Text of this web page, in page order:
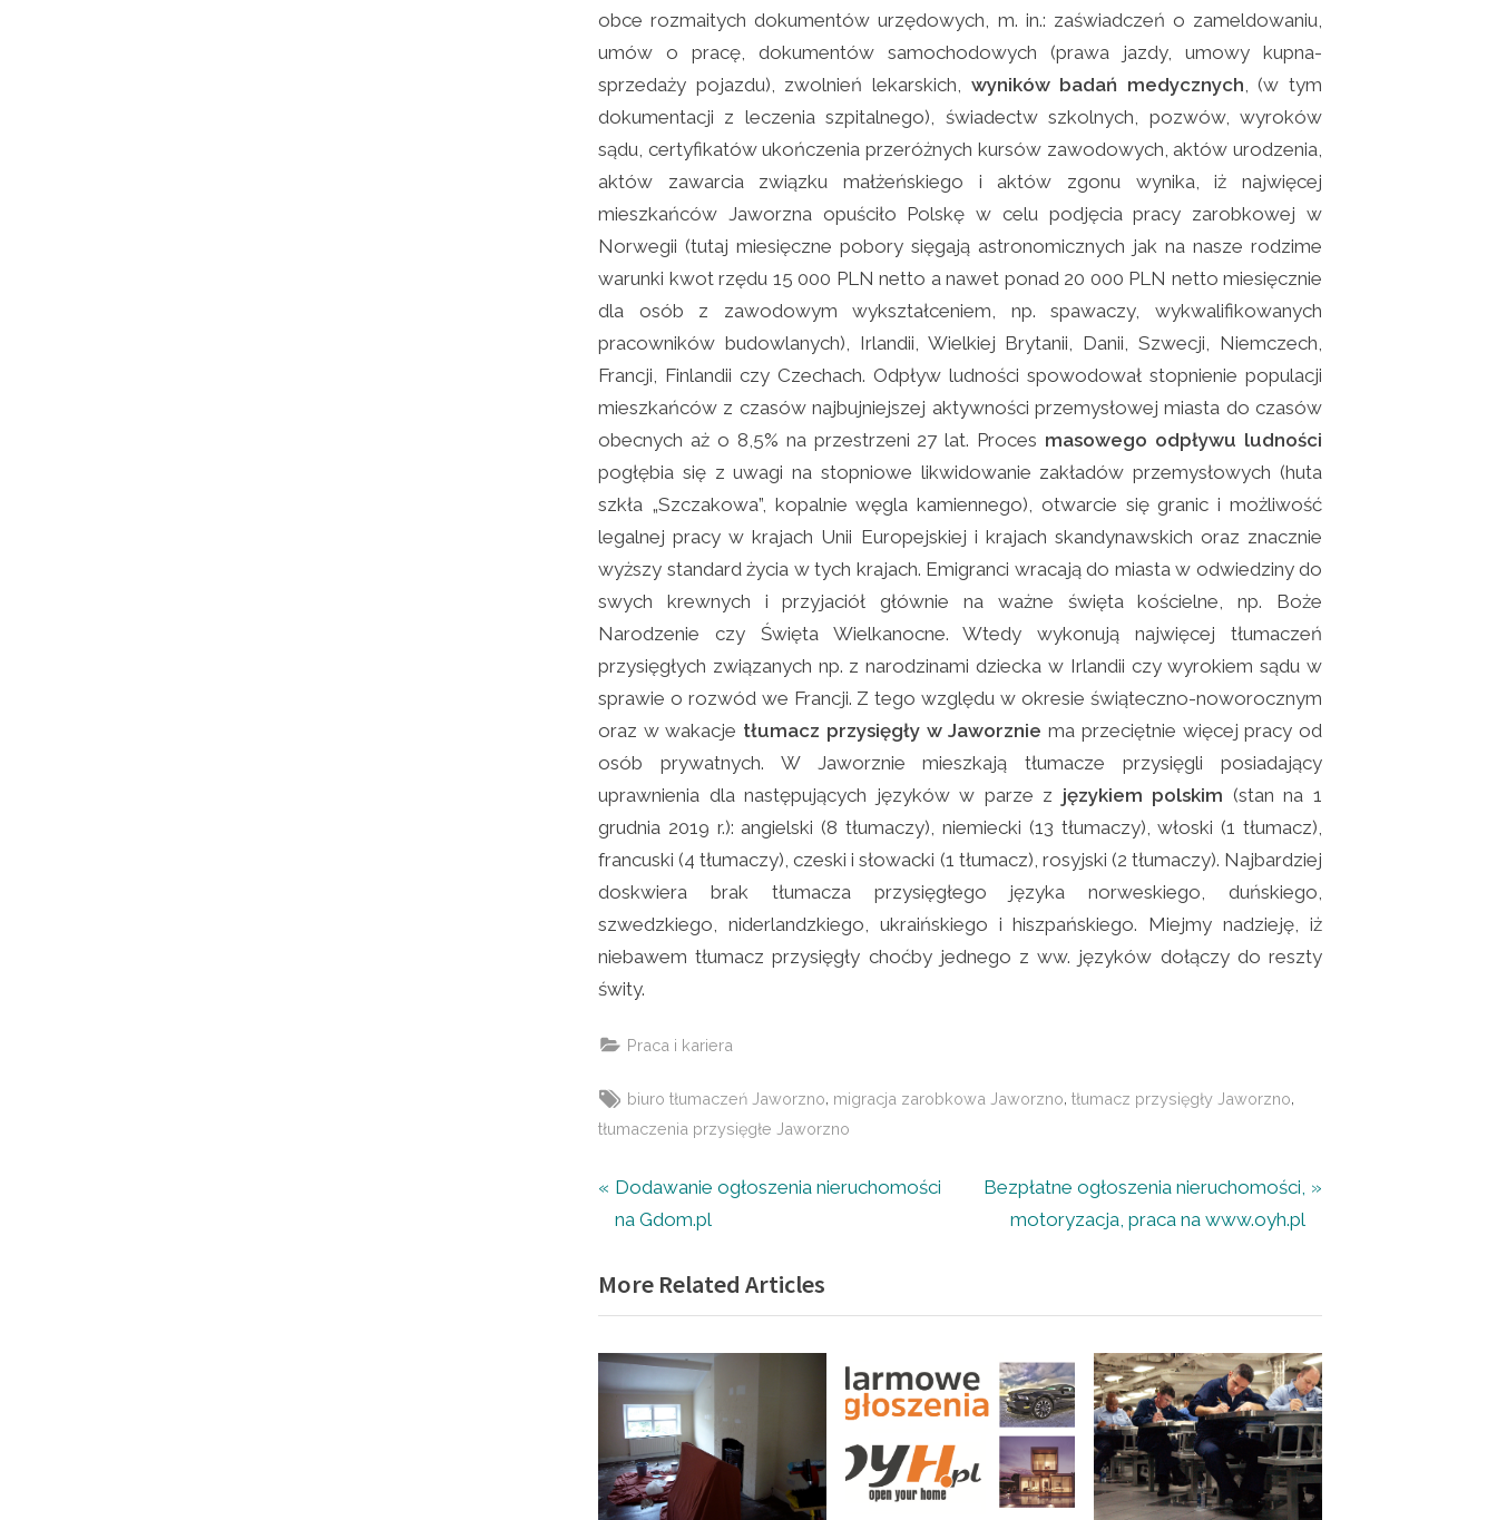
obce rozmaitych dokumentów urzędowych, m. in.: zaświadczeń o zameldowaniu,
umów o pracę, dokumentów samochodowych (prawa jazdy, umowy kupna-
sprzedaży pojazdu), zwolnień lekarskich, wyników badań medycznych , (w tym
dokumentacji z leczenia szpitalnego), świadectw szkolnych, pozwów, wyroków
sądu, certyfikatów ukończenia przeróżnych kursów zawodowych, aktów urodzenia,
aktów zawarcia związku małżeńskiego i aktów zgonu wynika, iż najwięcej
mieszkańców Jaworzna opuściło Polskę w celu podjęcia pracy zarobkowej w
Norwegii (tutaj miesięczne pobory sięgają astronomicznych jak na nasze rodzime
warunki kwot rzędu 15 000 PLN netto a nawet ponad 20 000 PLN netto miesięcznie
dla osób z zawodowym wykształceniem, np. spawaczy, wykwalifikowanych
pracowników budowlanych), Irlandii, Wielkiej Brytanii, Danii, Szwecji, Niemczech,
Francji, Finlandii czy Czechach. Odpływ ludności spowodował stopnienie populacji
mieszkańców z czasów najbujniejszej aktywności przemysłowej miasta do czasów
obecnych aż o 8,5% na przestrzeni 27 lat. Proces masowego odpływu ludności
pogłębia się z uwagi na stopniowe likwidowanie zakładów przemysłowych (huta
szkła „Szczakowa”, kopalnie węgla kamiennego), otwarcie się granic i możliwość
legalnej pracy w krajach Unii Europejskiej i krajach skandynawskich oraz znacznie
wyższy standard życia w tych krajach. Emigranci wracają do miasta w odwiedziny do
swych krewnych i przyjaciół głównie na ważne święta kościelne, np. Boże
Narodzenie czy Święta Wielkanocne. Wtedy wykonują najwięcej tłumaczeń
przysięgłych związanych np. z narodzinami dziecka w Irlandii czy wyrokiem sądu w
sprawie o rozwód we Francji. Z tego względu w okresie świąteczno-noworocznym
oraz w wakacje tłumacz przysięgły w Jaworznie ma przeciętnie więcej pracy od
osób prywatnych. W Jaworznie mieszkają tłumacze przysięgli posiadający
uprawnienia dla następujących języków w parze z językiem polskim (stan na 1
grudnia 2019 r.): angielski (8 tłumaczy), niemiecki (13 tłumaczy), włoski (1 tłumacz),
francuski (4 tłumaczy), czeski i słowacki (1 tłumacz), rosyjski (2 tłumaczy). Najbardziej
doskwiera brak tłumacza przysięgłego języka norweskiego, duńskiego,
szwedzkiego, niderlandzkiego, ukraińskiego i hiszpańskiego. Miejmy nadzieję, iż
niebawem tłumacz przysięgły choćby jednego z ww. języków dołączy do reszty
świty.
Praca i kariera
Tags:
biuro tłumaczeń Jaworzno migracja zarobkowa Jaworzno tłumacz przysięgły Jaworzno
tłumaczenia przysięgłe Jaworzno
Nawigacja
P
r
v
i
s
P
o
s
Dodawanie ogłoszenia nieruchomości
na Gdom.pl
N
P
t
Bezpłatne ogłoszenia nieruchomości,
motoryzacja, praca na www.oyh.pl
More Related Articles